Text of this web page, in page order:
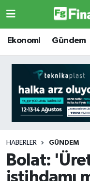
Ekonomi Gündem
HABERLER GÜNDEM
Bolat:
istihdamı
Ekonomi
Borsa
Emlak
Otomobil
Ekonomi
Borsa
Emlak
Emtia